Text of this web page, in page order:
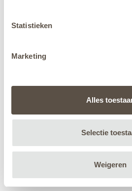
Statistieken
Marketing
Alles
Selectie
Weigeren